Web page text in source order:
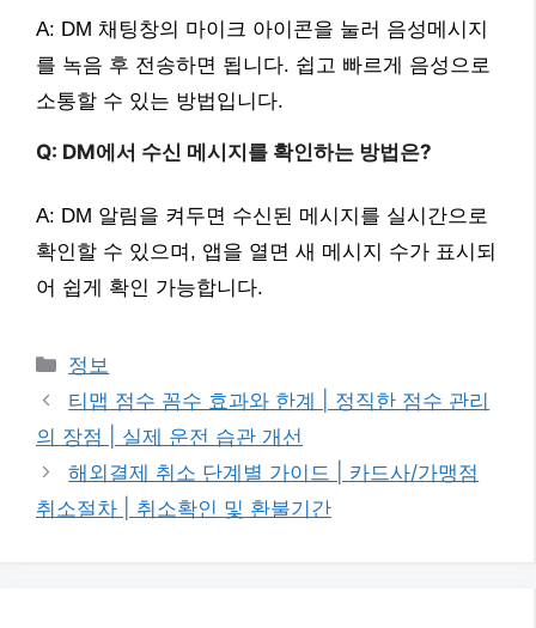
A: DM 채팅창의 마이크 아이콘을 눌러 음성메시지
를 녹음 후 전송하면 됩니다. 쉽고 빠르게 음성으로
소통할 수 있는 방법입니다.
Q: DM에서 수신 메시지를 확인하는 방법은?
A: DM 알림을 켜두면 수신된 메시지를 실시간으로
확인할 수 있으며, 앱을 열면 새 메시지 수가 표시되
어 쉽게 확인 가능합니다.
카
테
고
리
정보
티맵 점수 꼼수 효과와 한계 | 정직한 점수 관리
의 장점 | 실제 운전 습관 개선
해외결제 취소 단계별 가이드 | 카드사/가맹점
취소절차 | 취소확인 및 환불기간